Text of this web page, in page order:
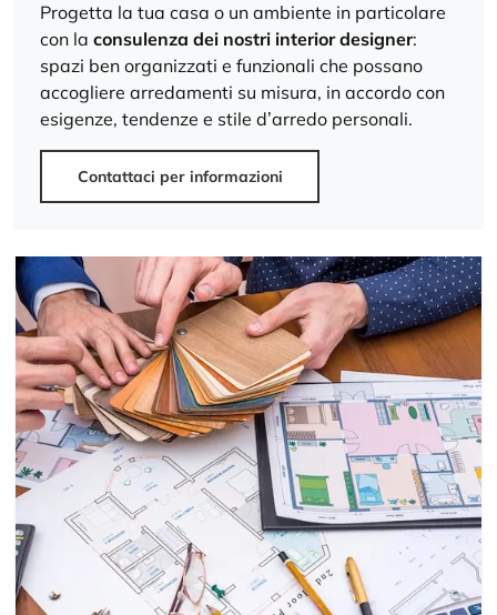
Progetta la tua casa o un ambiente in particolare
con la consulenza dei nostri interior designer:
spazi ben organizzati e funzionali che possano
accogliere arredamenti su misura, in accordo con
esigenze, tendenze e stile d’arredo personali.
Contattaci per informazioni